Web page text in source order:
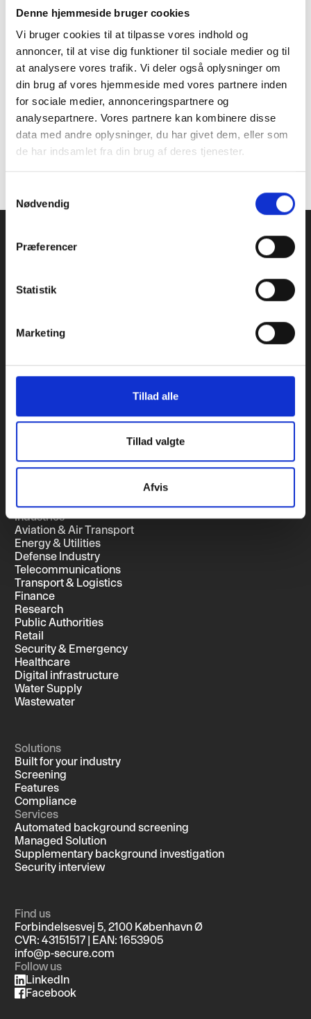
Denne hjemmeside bruger cookies
Vi bruger cookies til at tilpasse vores indhold og
annoncer, til at vise dig funktioner til sociale medier og til
at analysere vores trafik. Vi deler også oplysninger om
din brug af vores hjemmeside med vores partnere inden
for sociale medier, annonceringspartnere og
analysepartnere. Vores partnere kan kombinere disse
data med andre oplysninger, du har givet dem, eller som
de har indsamlet fra din brug af deres tjenester.
Nødvendig
Præferencer
Statistik
Marketing
Tillad alle
Tillad valgte
Afvis
- Gennemføre processen via en markant
forbedret mobiloplevelse
Dennye version rulles gradvist ud til vores
kunder fra midten af marts og frem.
Har I spørgsmål til opdateringen eller
ønsker en gennemgang af de nye
funktioner, er I altid velkomne til at
kontakte os på servicedesk@p-
secure.com.
Navigation
Pricing
About
FAQ's
Cookie Notice
SSO-Login Guide
Industries
Aviation & Air Transport
Energy & Utilities
Defense Industry
Telecommunications
Transport & Logistics
Finance
Research
Public Authorities
Retail
Security & Emergency
Healthcare
Digital infrastructure
Water Supply
Wastewater
Solutions
Built for your industry
Screening
Features
Compliance
Services
Automated background screening
Managed Solution
Supplementary background investigation
Security interview
Find us
Forbindelsesvej 5, 2100 København Ø
CVR: 43151517 | EAN: 1653905
info@p-secure.com
Follow us
LinkedIn
Facebook